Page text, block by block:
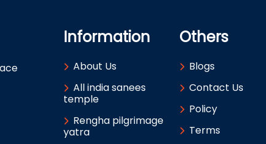
Information
About Us
All india sanees
temple
Rengha pilgrimage
yatra
Others
Blogs
Contact Us
Policy
Terms